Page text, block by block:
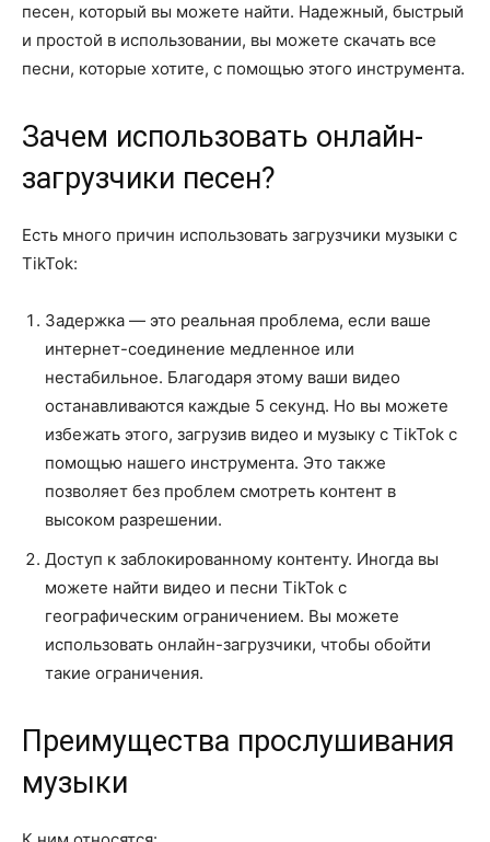
песен, который вы можете найти. Надежный, быстрый
и простой в использовании, вы можете скачать все
песни, которые хотите, с помощью этого инструмента.
Зачем использовать онлайн-
загрузчики песен?
Есть много причин использовать загрузчики музыки с
TikTok:
Задержка — это реальная проблема, если ваше
интернет-соединение медленное или
нестабильное. Благодаря этому ваши видео
останавливаются каждые 5 секунд. Но вы можете
избежать этого, загрузив видео и музыку с TikTok с
помощью нашего инструмента. Это также
позволяет без проблем смотреть контент в
высоком разрешении.
Доступ к заблокированному контенту. Иногда вы
можете найти видео и песни TikTok с
географическим ограничением. Вы можете
использовать онлайн-загрузчики, чтобы обойти
такие ограничения.
Преимущества прослушивания
музыки